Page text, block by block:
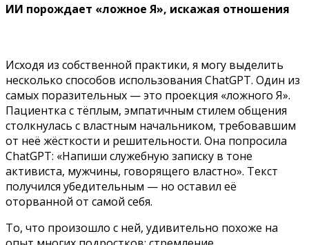
ИИ порождает «ложное Я», искажая отношения
Исходя из собственной практики, я могу выделить
несколько способов использования ChatGPT. Один из
самых поразительных — это проекция «ложного Я».
Пациентка с тёплым, эмпатичным стилем общения
столкнулась с властным начальником, требовавшим
от неё жёсткости и решительности. Она попросила
ChatGPT: «Напиши служебную записку в тоне
активиста, мужчины, говорящего властно». Текст
получился убедительным — но оставил её
оторванной от самой себя.
То, что произошло с ней, удивительно похоже на